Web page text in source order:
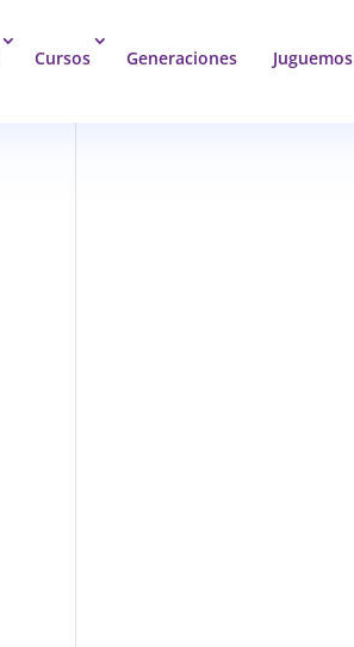
Cursos Generaciones Juguemos